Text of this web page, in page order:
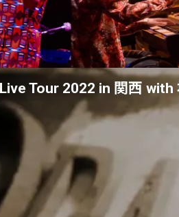
Tour 2022 in 関西 with